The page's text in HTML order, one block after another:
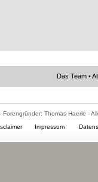
Das Team •
Thomas Haerle -
Impressum